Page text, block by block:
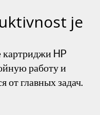
je
HP
работу и
от главных задач.